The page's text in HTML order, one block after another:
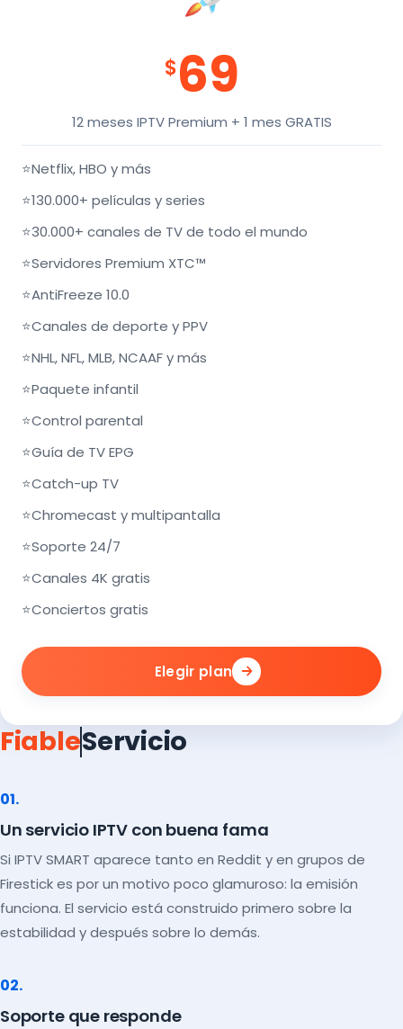
$69
12 meses IPTV Premium + 1 mes GRATIS
⭐Netflix, HBO y más
⭐130.000+ películas y series
⭐30.000+ canales de TV de todo el mundo
⭐Servidores Premium XTC™
⭐AntiFreeze 10.0
⭐Canales de deporte y PPV
⭐NHL, NFL, MLB, NCAAF y más
⭐Paquete infantil
⭐Control parental
⭐Guía de TV EPG
⭐Catch-up TV
⭐Chromecast y multipantalla
⭐Soporte 24/7
⭐Canales 4K gratis
⭐Conciertos gratis
Elegir plan
FiableServicio
01.
Un servicio IPTV con buena fama
Si IPTV SMART aparece tanto en Reddit y en grupos de
Firestick es por un motivo poco glamuroso: la emisión
funciona. El servicio está construido primero sobre la
estabilidad y después sobre lo demás.
02.
Soporte que responde